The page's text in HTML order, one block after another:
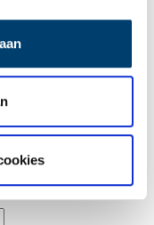
e-mailadres wordt niet